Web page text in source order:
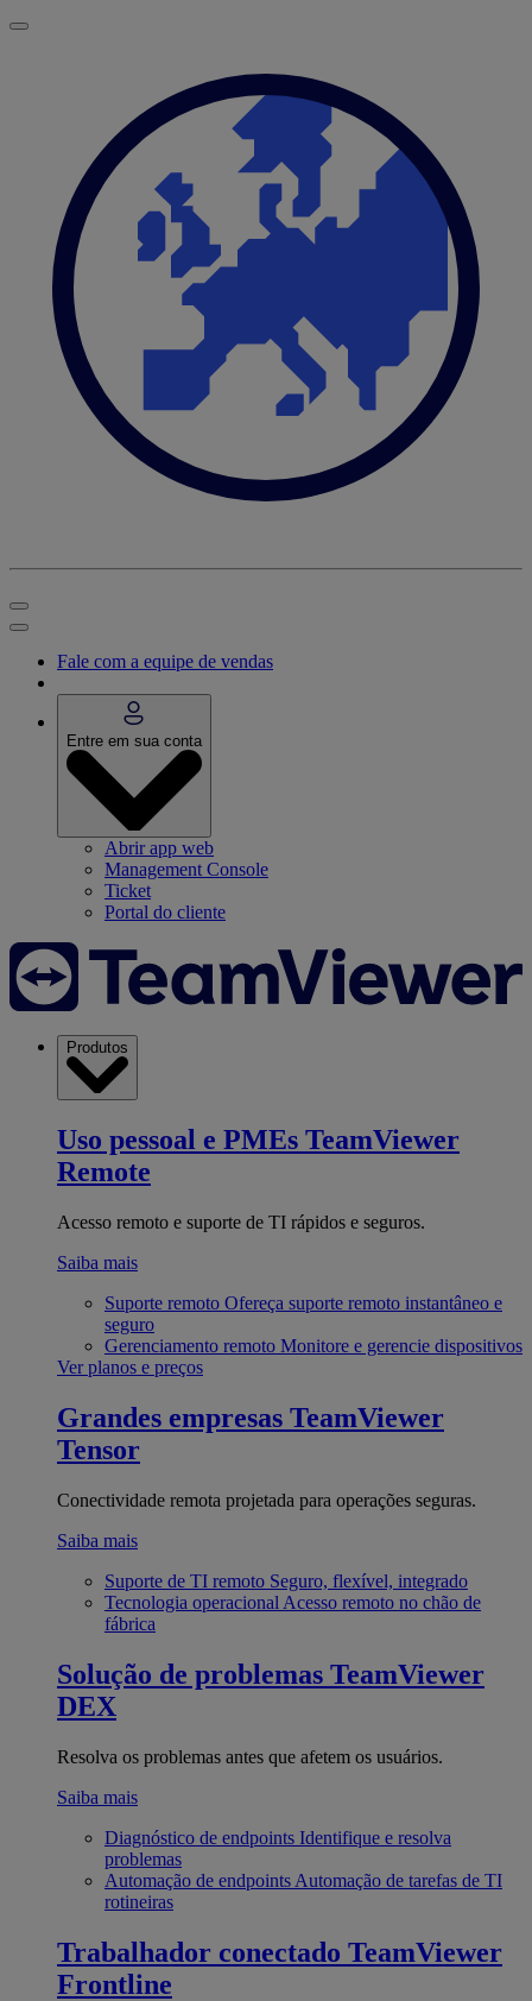
Fale com a equipe de vendas
Entre em sua conta
Abrir app web
Management Console
Ticket
Portal do cliente
Produtos
Uso pessoal e PMEs TeamViewer
Remote
Acesso remoto e suporte de TI rápidos e seguros.
Saiba mais
Suporte remoto Ofereça suporte remoto instantâneo e
seguro
Gerenciamento remoto Monitore e gerencie dispositivos
Ver planos e preços
Grandes empresas TeamViewer
Tensor
Conectividade remota projetada para operações seguras.
Saiba mais
Suporte de TI remoto Seguro, flexível, integrado
Tecnologia operacional Acesso remoto no chão de
fábrica
Solução de problemas TeamViewer
DEX
Resolva os problemas antes que afetem os usuários.
Saiba mais
Diagnóstico de endpoints Identifique e resolva
problemas
Automação de endpoints Automação de tarefas de TI
rotineiras
Trabalhador conectado TeamViewer
Frontline